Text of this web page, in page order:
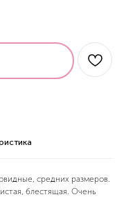
средних размеров.
блестящая. Очень